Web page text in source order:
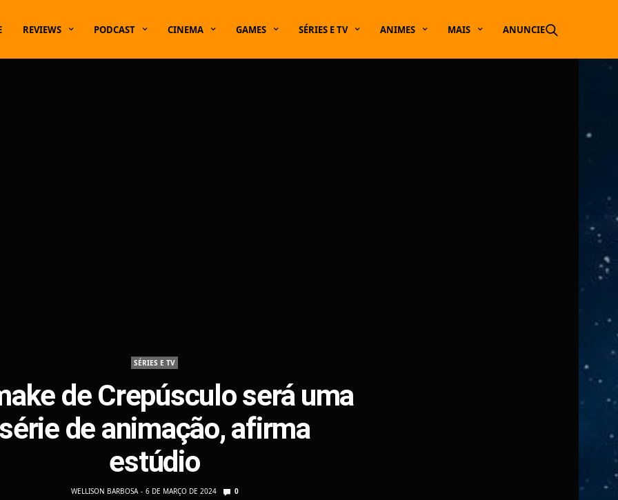
REVIEWS PODCAST CINEMA GAMES SÉRIES E TV ANIMES MAIS ANUNCIE
SÉRIES E TV
de Crepúsculo será uma
de animação, afirma
estúdio
WELLISON BARBOSA 6 DE MARÇO DE 2024 0